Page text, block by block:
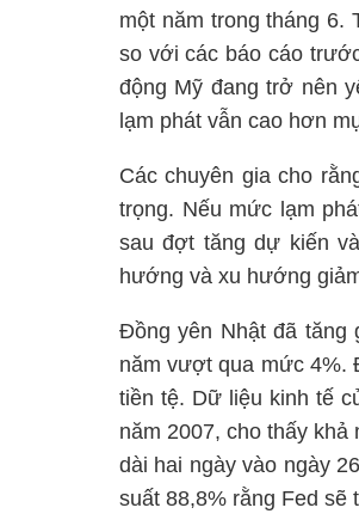
một năm trong tháng 6.
so với các báo cáo
động Mỹ đang trở nên
lạm phát vẫn cao hơn
Các chuyên gia cho
trọng. Nếu mức lạm
sau đợt tăng dự kiến
hướng và xu hướng
Đồng yên Nhật đã tăng
năm vượt qua mức 4%.
tiền tệ. Dữ liệu kinh tế
năm 2007, cho thấy
dài hai ngày vào ngày
suất 88,8% rằng Fed sẽ